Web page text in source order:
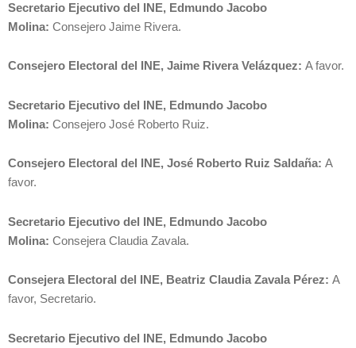
Secretario Ejecutivo del INE, Edmundo Jacobo
Molina: Consejero Jaime Rivera.
Consejero Electoral del INE, Jaime Rivera Velázquez: A favor.
Secretario Ejecutivo del INE, Edmundo Jacobo
Molina: Consejero José Roberto Ruiz.
Consejero Electoral del INE, José Roberto Ruiz Saldaña: A
favor.
Secretario Ejecutivo del INE, Edmundo Jacobo
Molina: Consejera Claudia Zavala.
Consejera Electoral del INE, Beatriz Claudia Zavala Pérez: A
favor, Secretario.
Secretario Ejecutivo del INE, Edmundo Jacobo